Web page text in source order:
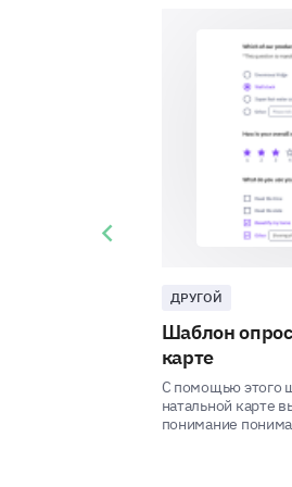
ДРУГОЙ
Шаблон
карте
С помощью этого
натальной карте
понимание
Previous slide